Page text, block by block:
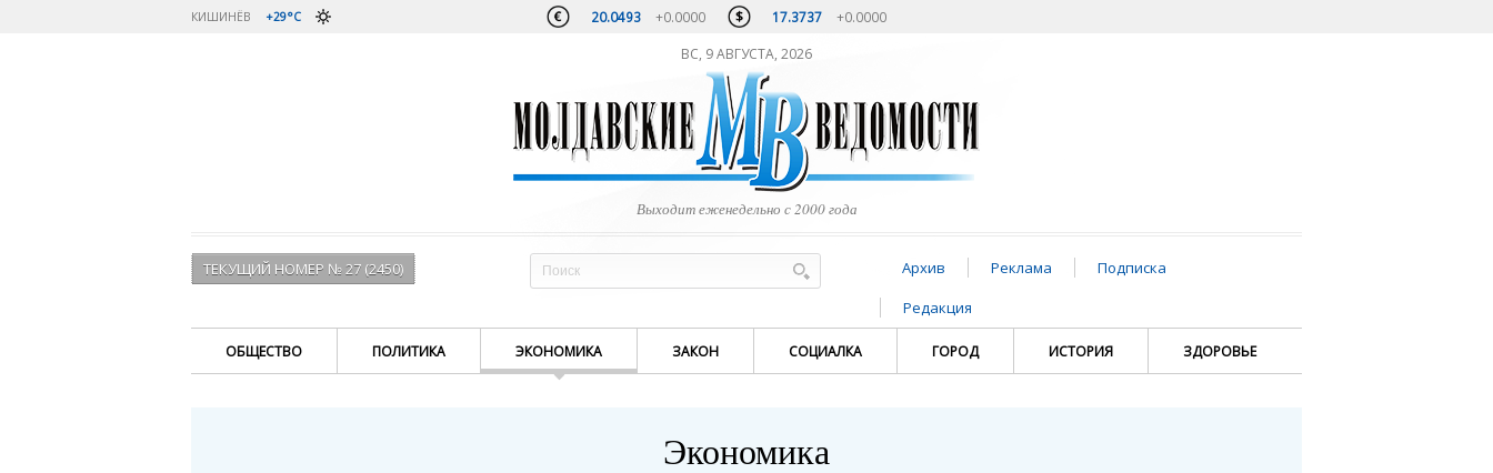
КИШИНЁВ +29°C 20.0493 +0.0000 17.3737 +0.0000
ВС, 9 АВГУСТА, 2026
Выходит еженедельно с 2000 года
ТЕКУЩИЙ НОМЕР № 27 (2450) Архив Реклама
Подписка
Редакция
ОБЩЕСТВО ПОЛИТИКА ЭКОНОМИКА ЗАКОН СОЦИАЛКА ГОРОД ИСТОРИЯ ЗДОРОВЬЕ
Экономика